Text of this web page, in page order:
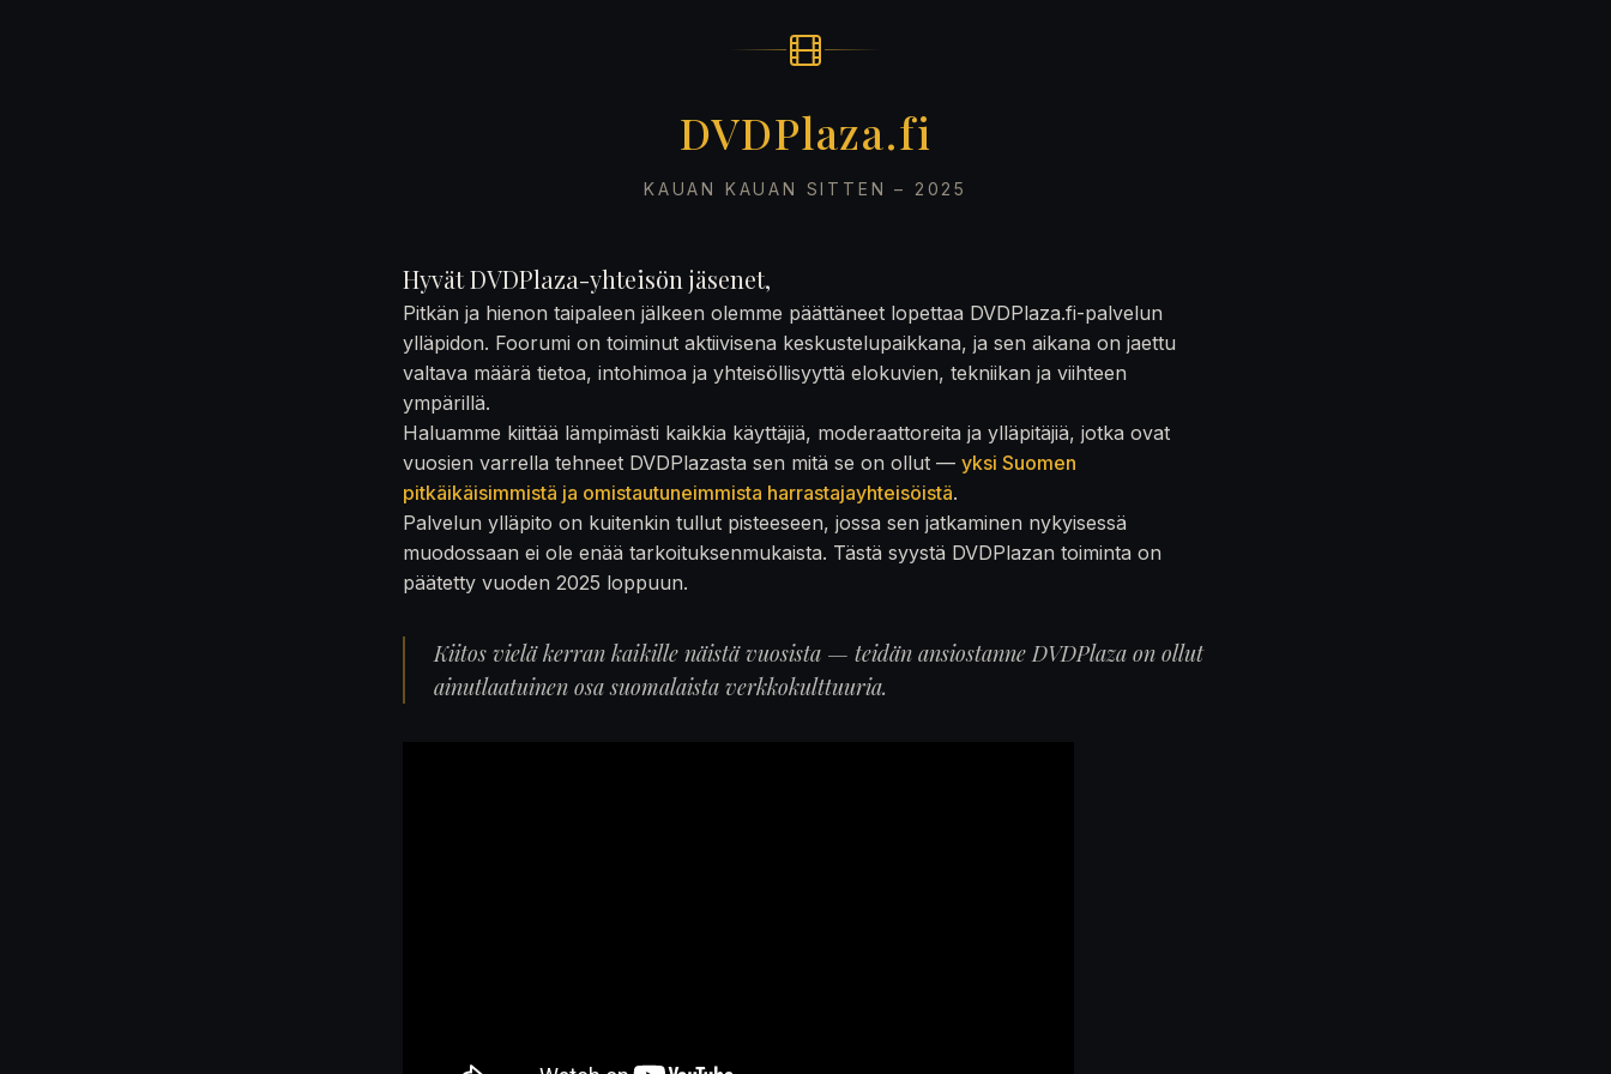
DVDPlaza.fi
KAUAN KAUAN SITTEN – 2025
Hyvät DVDPlaza-yhteisön jäsenet,
Pitkän ja hienon taipaleen jälkeen olemme päättäneet lopettaa DVDPlaza.fi-palvelun
ylläpidon. Foorumi on toiminut aktiivisena keskustelupaikkana, ja sen aikana on jaettu
valtava määrä tietoa, intohimoa ja yhteisöllisyyttä elokuvien, tekniikan ja viihteen
ympärillä.
Haluamme kiittää lämpimästi kaikkia käyttäjiä, moderaattoreita ja ylläpitäjiä, jotka ovat
vuosien varrella tehneet DVDPlazasta sen mitä se on ollut — yksi Suomen
pitkäikäisimmistä ja omistautuneimmista harrastajayhteisöistä.
Palvelun ylläpito on kuitenkin tullut pisteeseen, jossa sen jatkaminen nykyisessä
muodossaan ei ole enää tarkoituksenmukaista. Tästä syystä DVDPlazan toiminta on
päätetty vuoden 2025 loppuun.
Kiitos vielä kerran kaikille näistä vuosista — teidän ansiostanne DVDPlaza on ollut
ainutlaatuinen osa suomalaista verkkokulttuuria.